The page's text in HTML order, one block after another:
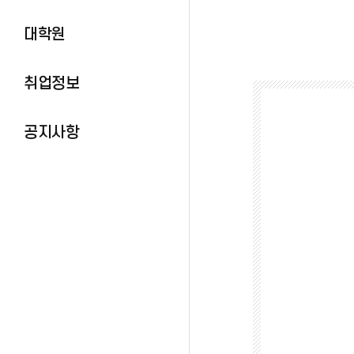
대학원
취업정보
공지사항